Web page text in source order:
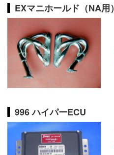
EXマニホールド（NA用）
996 ハイパーECU